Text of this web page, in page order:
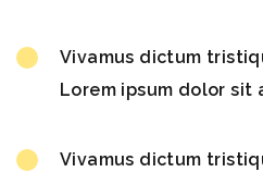
Vivamus dictum
Lorem ipsum dolor sit
Vivamus dictum